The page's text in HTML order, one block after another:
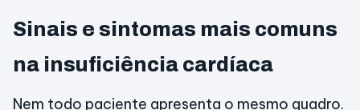
Sinais e sintomas mais comuns
na insuficiência cardíaca
Nem todo paciente apresenta o mesmo quadro.